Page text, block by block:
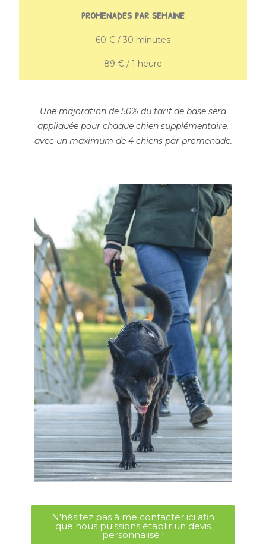
promenades par semaine
60 € / 30 minutes
89 € / 1 heure
Une majoration de 50% du tarif de base sera
appliquée pour chaque chien supplémentaire,
avec un maximum de 4 chiens par promenade.
N'hésitez pas à me contacter ici afin
que nous puissions établir un devis
personnalisé !